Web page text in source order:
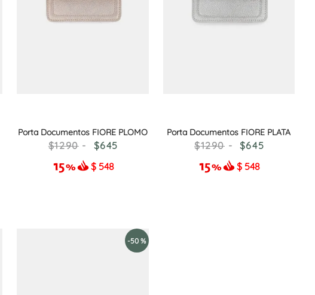
Porta Documentos FIORE PLOMO
1290
645
$ 548
Porta Documentos FIORE PLATA
1290
645
$ 548
-50 %